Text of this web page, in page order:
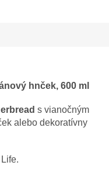
hnček, 600 ml
s vianočným
alebo dekoratívny